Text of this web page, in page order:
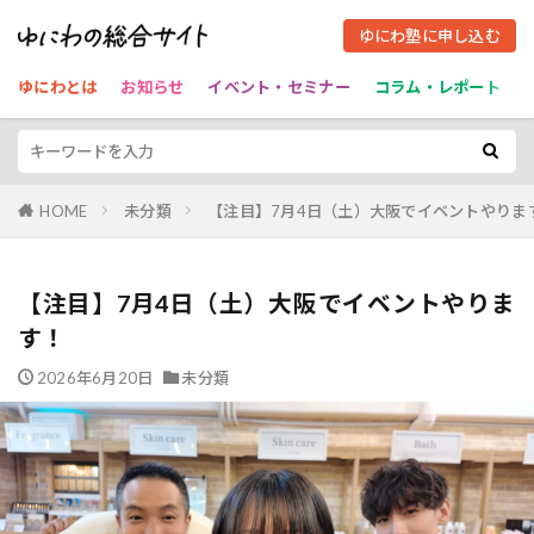
ゆにわ塾に申し込む
ゆにわとは お知らせ イベント・セミナー コラム・レポート
HOME 未分類 【注目】7月4日（土）大阪でイベントやりま
【注目】7月4日（土）大阪でイベントやりま
す！
2026年6月20日 未分類